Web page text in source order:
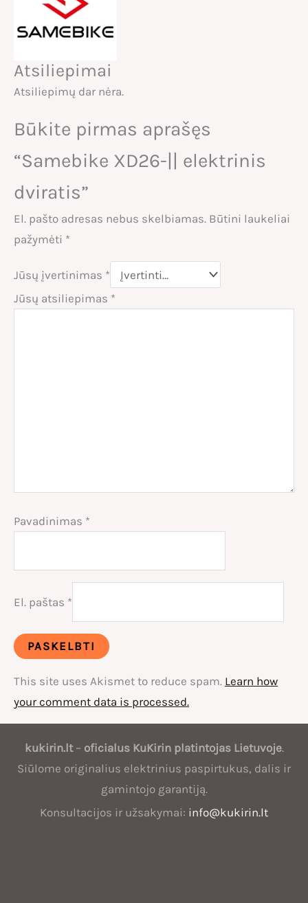
Atsiliepimai
Atsiliepimų dar nėra.
Būkite pirmas aprašęs
“Samebike XD26-|| elektrinis
dviratis”
El. pašto adresas nebus skelbiamas. Būtini laukeliai
pažymėti *
Jūsų įvertinimas *
Jūsų atsiliepimas *
Pavadinimas *
El. paštas *
This site uses Akismet to reduce spam. Learn how
your comment data is processed.
Oficialus
KuKirin
Lietuvoje
kukirin.lt– oficialus KuKirinplatintojas Lietuvoje.
Siūlome originalius elektrinius paspirtukus, dalis ir
gamintojo garantiją.
Konsultacijos ir užsakymai: info@kukirin.lt